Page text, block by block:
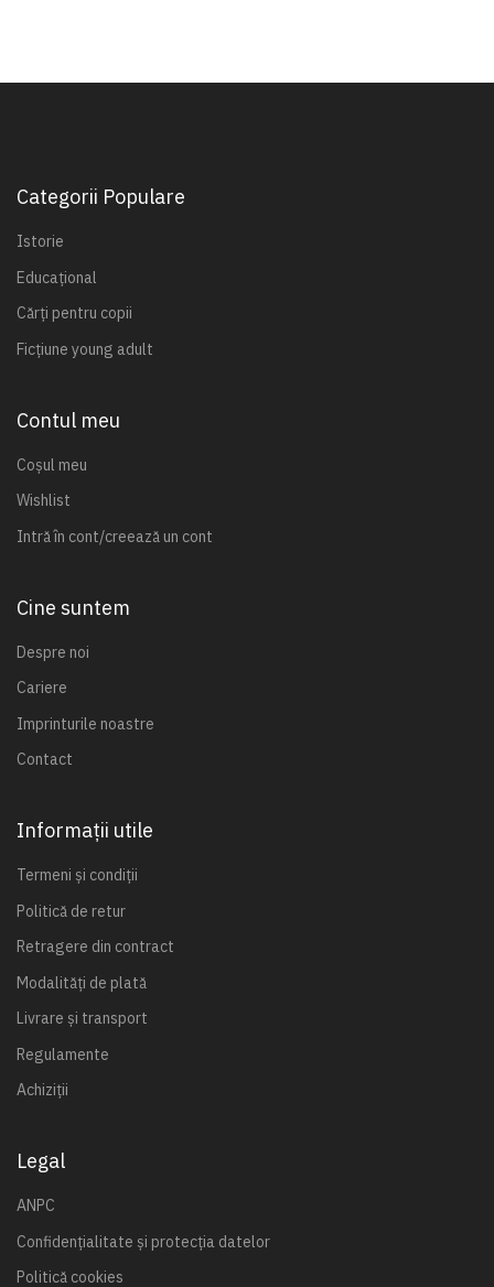
Categorii Populare
Istorie
Educațional
Cărți pentru copii
Ficțiune young adult
Contul meu
Coșul meu
Wishlist
Intră în cont/creează un cont
Cine suntem
Despre noi
Cariere
Imprinturile noastre
Contact
Informații utile
Termeni și condiții
Politică de retur
Retragere din contract
Modalități de plată
Livrare și transport
Regulamente
Achiziții
Legal
ANPC
Confidențialitate și protecția datelor
Politică cookies